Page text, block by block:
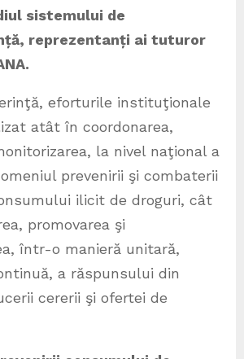
sistemului de
reprezentanți ai tuturor
eforturile instituţionale
atât în coordonarea,
la nivel naţional a
prevenirii şi combaterii
ilicit de droguri, cât
promovarea şi
într-o manieră unitară,
a răspunsului din
cererii şi ofertei de